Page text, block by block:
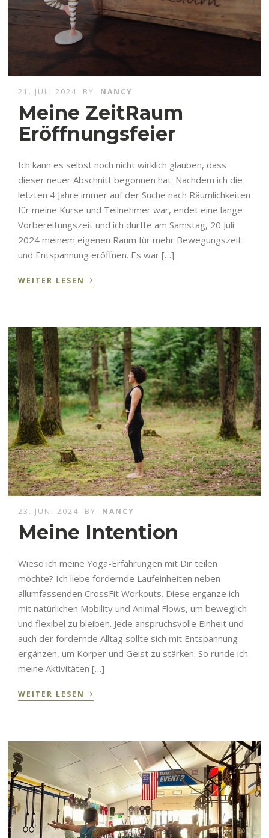
21. JULI 2024 BY NANCY
Meine ZeitRaum
Eröffnungsfeier
Ich kann es selbst noch nicht wirklich glauben, dass
dieser neuer Abschnitt begonnen hat. Nachdem ich die
letzten 4 Jahre immer auf der Suche nach Räumlichkeiten
für meine Kurse und Teilnehmer war, endet eine lange
Vorbereitungszeit und ich durfte am Samstag, 20 Juli
2024 meinem eigenen Raum für mehr Bewegungszeit
und Entspannung eröffnen. Es war […]
WEITER LESEN ›
23. JUNI 2024 BY NANCY
Meine Intention
Wieso ich meine Yoga-Erfahrungen mit Dir teilen
möchte? Ich liebe fordernde Laufeinheiten neben
allumfassenden CrossFit Workouts. Diese ergänze ich
mit natürlichen Mobility und Animal Flows, um beweglich
und flexibel zu bleiben. Jede anspruchsvolle Einheit und
auch der fordernde Alltag sollte sich mit Entspannung
ergänzen, um Körper und Geist zu stärken. So runde ich
meine Aktivitäten […]
WEITER LESEN ›